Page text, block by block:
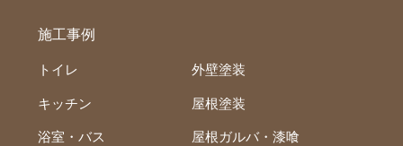
施工事例
トイレ
キッチン
浴室・バス
外壁塗装
屋根塗装
屋根ガルバ・漆喰